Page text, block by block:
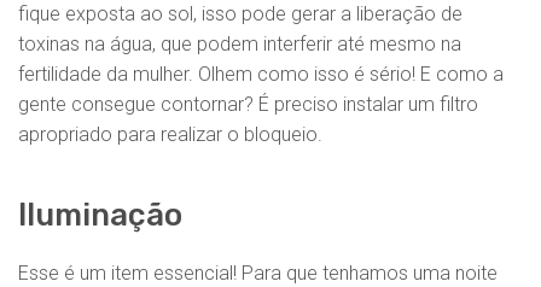
fique exposta ao sol, isso pode gerar a liberação de
toxinas na água, que podem interferir até mesmo na
fertilidade da mulher. Olhem como isso é sério! E como a
gente consegue contornar? É preciso instalar um filtro
apropriado para realizar o bloqueio.
Iluminação
Esse é um item essencial! Para que tenhamos uma noite